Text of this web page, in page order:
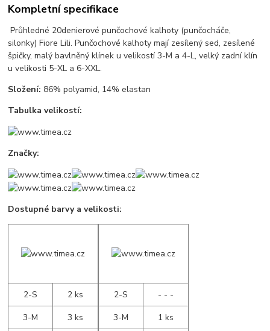
Kompletní specifikace
Průhledné 20denierové punčochové kalhoty (punčocháče,
silonky) Fiore Lili. Punčochové kalhoty mají zesílený sed, zesílené
špičky, malý bavlněný klínek u velikostí 3-M a 4-L, velký zadní klín
u velikosti 5-XL a 6-XXL.
Složení: 86% polyamid, 14% elastan
Tabulka velikostí:
Značky:
Dostupné barvy a velikosti:
2-S
2 ks
3-M
3 ks
2-S
- - -
3-M
1 ks